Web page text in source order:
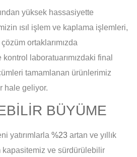
yüksek hassasiyette
ısıl işlem ve kaplama işlemleri,
ortaklarımızda
laboratuarımızdaki final
tamamlanan ürünlerimiz
hale geliyor.
BÜYÜME
yatırımlarla %23 artan ve yıllık
kapasitemiz ve sürdürülebilir